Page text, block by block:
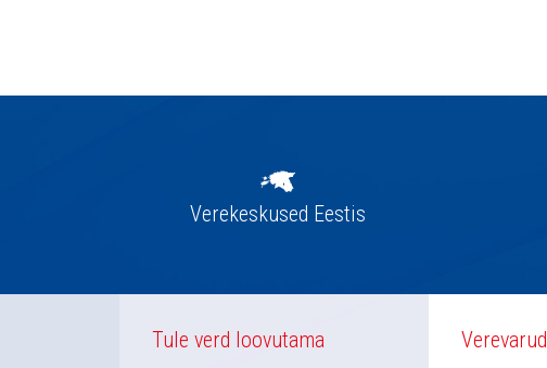
Verekeskused Eestis
Tule verd loovutama Verevarud